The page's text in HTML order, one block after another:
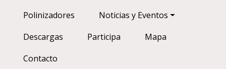
Polinizadores
Noticias y Eventos
Descargas
Participa
Mapa
Contacto